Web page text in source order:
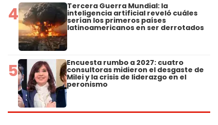
4 Tercera Guerra Mundial: la
inteligencia artificial reveló cuáles
serían los primeros países
latinoamericanos en ser derrotados
5 Encuesta rumbo a 2027: cuatro
consultoras midieron el desgaste de
Milei y la crisis de liderazgo en el
peronismo